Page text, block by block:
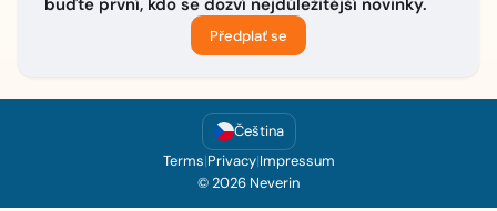
buďte první, kdo se dozví nejdůležitější novinky.
Předplať se
Čeština
Terms|Privacy|Impressum
© 2026 Neverin